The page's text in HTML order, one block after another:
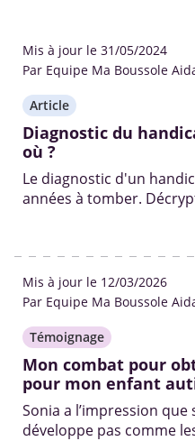
Mis à jour le 31/05/2024
Par Equipe Ma Boussole
Article
Diagnostic du
où ?
Le diagnostic d'un
années à tomber.
professionnels pour
Mis à jour le 12/03/2026
Par Equipe Ma Boussole
Témoignage
Mon combat pour
pour mon enfant
Sonia a l’impression que
développe pas comme